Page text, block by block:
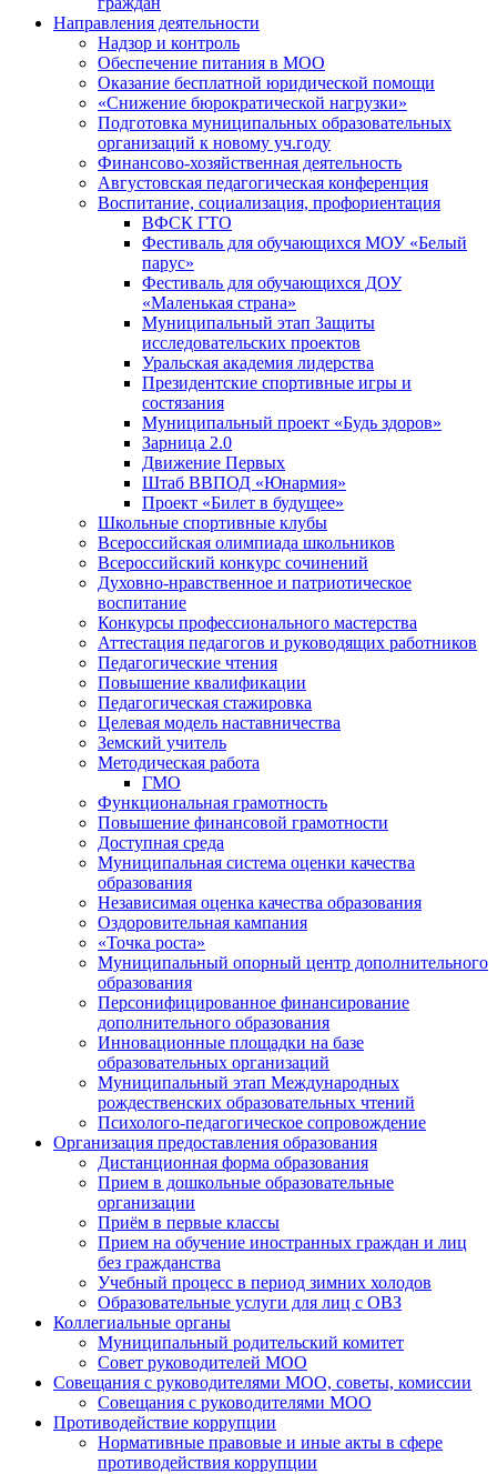
Направления деятельности
Надзор и контроль
Обеспечение питания в МОО
Оказание бесплатной юридической помощи
«Снижение бюрократической нагрузки»
Подготовка муниципальных образовательных
организаций к новому уч.году
Финансово-хозяйственная деятельность
Августовская педагогическая конференция
Воспитание, социализация, профориентация
ВФСК ГТО
Фестиваль для обучающихся МОУ «Белый
парус»
Фестиваль для обучающихся ДОУ
«Маленькая страна»
Муниципальный этап Защиты
исследовательских проектов
Уральская академия лидерства
Президентские спортивные игры и
состязания
Муниципальный проект «Будь здоров»
Зарница 2.0
Движение Первых
Штаб ВВПОД «Юнармия»
Проект «Билет в будущее»
Школьные спортивные клубы
Всероссийская олимпиада школьников
Всероссийский конкурс сочинений
Духовно-нравственное и патриотическое
воспитание
Конкурсы профессионального мастерства
Аттестация педагогов и руководящих работников
Педагогические чтения
Повышение квалификации
Педагогическая стажировка
Целевая модель наставничества
Земский учитель
Методическая работа
ГМО
Функциональная грамотность
Повышение финансовой грамотности
Доступная среда
Муниципальная система оценки качества
образования
Независимая оценка качества образования
Оздоровительная кампания
«Точка роста»
Муниципальный опорный центр дополнительного
образования
Персонифицированное финансирование
дополнительного образования
Инновационные площадки на базе
образовательных организаций
Муниципальный этап Международных
рождественских образовательных чтений
Психолого-педагогическое сопровождение
Организация предоставления образования
Дистанционная форма образования
Прием в дошкольные образовательные
организации
Приём в первые классы
Прием на обучение иностранных граждан и лиц
без гражданства
Учебный процесс в период зимних холодов
Образовательные услуги для лиц с ОВЗ
Коллегиальные органы
Муниципальный родительский комитет
Совет руководителей МОО
Совещания с руководителями МОО, советы, комиссии
Совещания с руководителями МОО
Противодействие коррупции
Нормативные правовые и иные акты в сфере
противодействия коррупции